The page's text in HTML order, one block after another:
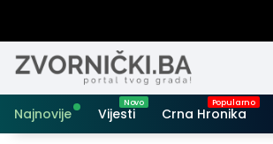
Najnovije Vijesti Crna Hronika